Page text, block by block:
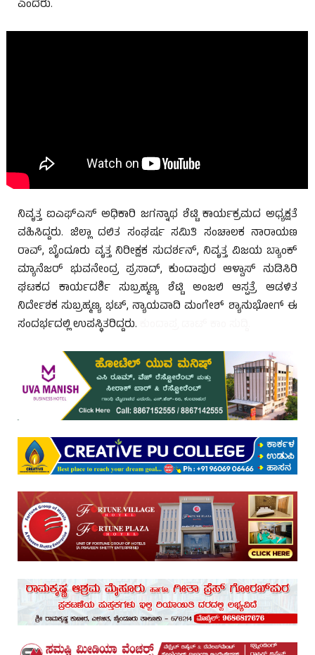
ಎಂದರು.
ನಿವೃತ್ತ ಐಎಫ್‌ಎಸ್ ಅಧಿಕಾರಿ ಜಗನ್ನಾಥ ಶೆಟ್ಟಿ ಕಾರ್ಯಕ್ರಮದ ಅಧ್ಯಕ್ಷತೆ
ವಹಿಸಿದ್ದರು. ಜಿಲ್ಲಾ ದಲಿತ ಸಂಘರ್ಷ ಸಮಿತಿ ಸಂಚಾಲಕ ನಾರಾಯಣ
ರಾವ್, ಬೈಂದೂರು ವೃತ್ತ ನಿರೀಕ್ಷಕ ಸುದರ್ಶನ್, ನಿವೃತ್ತ ವಿಜಯ ಬ್ಯಾಂಕ್
ಮ್ಯಾನೆಜರ್ ಭುವನೇಂದ್ರ ಪ್ರಸಾದ್, ಕುಂದಾಪುರ ಆಳ್ವಾಸ್ ನುಡಿಸಿರಿ
ಘಟಕದ ಕಾರ್ಯದರ್ಶಿ ಸುಬ್ರಹ್ಮಣ್ಯ ಶೆಟ್ಟಿ ಅಂಜಲಿ ಆಸ್ಪತ್ರೆ ಆಡಳಿತ
ನಿರ್ದೇಶಕ ಸುಬ್ರಹ್ಮಣ್ಯ ಭಟ್, ನ್ಯಾಯವಾದಿ ಮಂಗೇಶ್ ಶ್ಯಾನುಭೋಗ್ ಈ
ಸಂದರ್ಭದಲ್ಲಿ ಉಪಸ್ಥಿತರಿದ್ದರು.